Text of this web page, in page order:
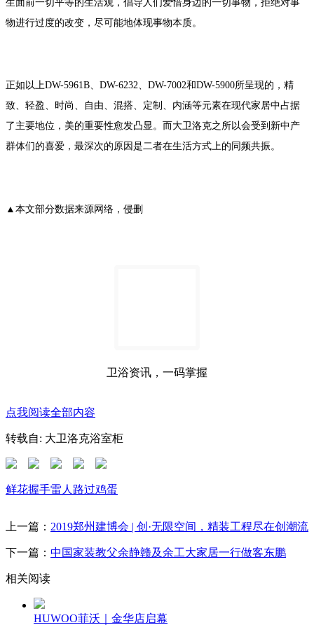
生面前一切平等的生活观，倡导人们爱惜身边的一切事物，拒绝对事
物进行过度的改变，尽可能地体现事物本质。
正如以上DW-5961B、DW-6232、DW-7002和DW-5900所呈现的，精
致、轻盈、时尚、自由、混搭、定制、内涵等元素在现代家居中占据
了主要地位，美的重要性愈发凸显。而大卫洛克之所以会受到新中产
群体们的喜爱，最深次的原因是二者在生活方式上的同频共振。
▲本文部分数据来源网络，侵删
卫浴资讯，一码掌握
点我阅读全部内容
转载自: 大卫洛克浴室柜
鲜花握手雷人 路过鸡蛋
上一篇： 2019郑州建博会 | 创·无限空间，精装工程尽在创潮流
下一篇： 中国家装教父余静赣及余工大家居一行做客东鹏
相关阅读
HUWOO菲沃｜金华店启幕